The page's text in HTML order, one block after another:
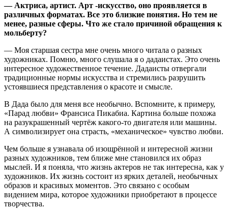
— Актриса, артист. Арт -искусство, оно проявляется в
различных форматах. Все это близкие понятия. Но тем не
менее, разные сферы. Что же стало причиной обращения к
мольберту?
— Моя старшая сестра мне очень много читала о разных
художниках. Помню, много слушала я о дадаистах. Это очень
интересное художественное течение. Дадаисты отвергали
традиционные нормы искусства и стремились разрушить
устоявшиеся представления о красоте и смысле.
В Дада было для меня все необычно. Вспомните, к примеру,
«Парад любви» Франсиса Пикабиа. Картина больше похожа
на разукрашенный чертёж какого-то двигателя или машины.
А символизирует она страсть, «механическое» чувство любви.
Чем больше я узнавала об изощрённой и интересной жизни
разных художников, тем ближе мне становился их образ
мыслей. И я поняла, что жизнь актеров не так интересна, как у
художников. Их жизнь состоит из ярких деталей, необычных
образов и красивых моментов. Это связано с особым
видением мира, которое художники приобретают в процессе
творчества.